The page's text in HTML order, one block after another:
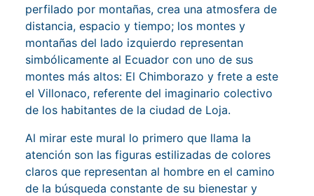
perfilado por montañas, crea una atmosfera de
distancia, espacio y tiempo; los montes y
montañas del lado izquierdo representan
simbólicamente al Ecuador con uno de sus
montes más altos: El Chimborazo y frete a este
el Villonaco, referente del imaginario colectivo
de los habitantes de la ciudad de Loja.
Al mirar este mural lo primero que llama la
atención son las figuras estilizadas de colores
claros que representan al hombre en el camino
de la búsqueda constante de su bienestar y